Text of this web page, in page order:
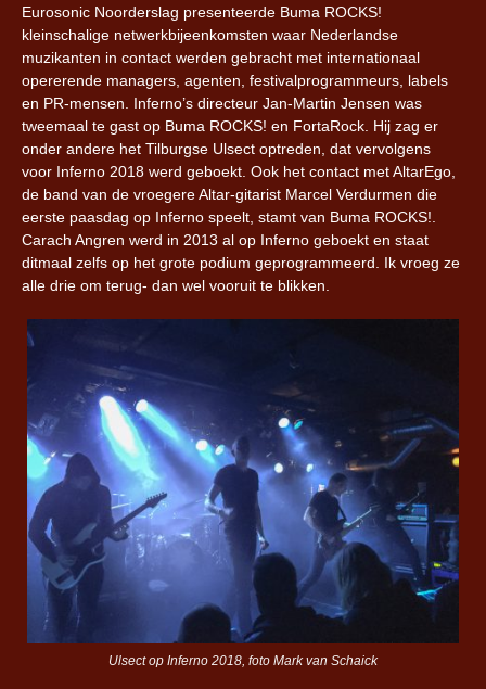
Eurosonic Noorderslag presenteerde Buma ROCKS!
kleinschalige netwerkbijeenkomsten waar Nederlandse
muzikanten in contact werden gebracht met internationaal
opererende managers, agenten, festivalprogrammeurs, labels
en PR-mensen. Inferno’s directeur Jan-Martin Jensen was
tweemaal te gast op Buma ROCKS! en FortaRock. Hij zag er
onder andere het Tilburgse Ulsect optreden, dat vervolgens
voor Inferno 2018 werd geboekt. Ook het contact met AltarEgo,
de band van de vroegere Altar-gitarist Marcel Verdurmen die
eerste paasdag op Inferno speelt, stamt van Buma ROCKS!.
Carach Angren werd in 2013 al op Inferno geboekt en staat
ditmaal zelfs op het grote podium geprogrammeerd. Ik vroeg ze
alle drie om terug- dan wel vooruit te blikken.
Ulsect op Inferno 2018, foto Mark van Schaick